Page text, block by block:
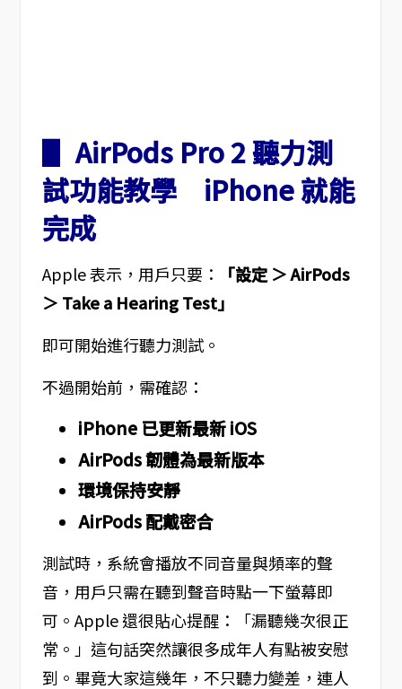
▋ AirPods Pro 2 聽力測
試功能教學 iPhone 就能
完成
Apple 表示，用戶只要：
「設定 ＞ AirPods
＞ Take a Hearing Test」
即可開始進行聽力測試。
不過開始前，需確認：
iPhone 已更新最新 iOS
AirPods 韌體為最新版本
環境保持安靜
AirPods 配戴密合
測試時，系統會播放不同音量與頻率的聲
音，用戶只需在聽到聲音時點一下螢幕即
可。Apple 還很貼心提醒：「漏聽幾次很正
常。」這句話突然讓很多成年人有點被安慰
到。畢竟大家這幾年，不只聽力變差，連人